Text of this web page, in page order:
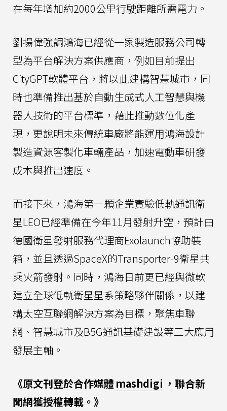
在每年增加約2000公里行駛距離所需電力。
劉揚偉強調鴻海已經從一家製造服務公司轉
型為平台解決方案供應商，例如目前提出
CityGPT軟體平台，將以此建構智慧城市，同
時也準備推出基於自動生成式人工智慧與機
器人技術的平台標準，藉此推動數位化產
現，更說明未來傳統車廠將能運用鴻海設計
製造資源客製化車輛產品，加速電動車研發
成本與推出速度。
而接下來，鴻海第一顆企業實驗低軌通訊衛
星LEO已經準備在今年11月發射升空，預計由
德國衛星發射服務代理商Exolaunch協助裝
箱，並且透過SpaceX的Transporter-9衛星共
乘火箭發射。同時，鴻海日前更已經與微軟
建立全球低軌衛星星系策略夥伴關係，以建
構太空互聯網解決方案為目標，聚焦車聯
網、智慧城市及B5G通訊基礎建設等三大應用
發展主軸。
《原文刊登於合作媒體 mashdigi ，聯合新
聞網獲授權轉載。》